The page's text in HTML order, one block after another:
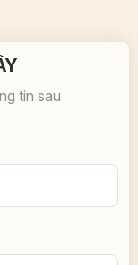
tin sau